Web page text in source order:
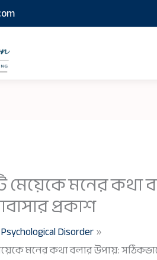
মেয়েকে মনের কথা
প্রকাশ
Psychological Disorder
মনের কথা বলার উপায়: